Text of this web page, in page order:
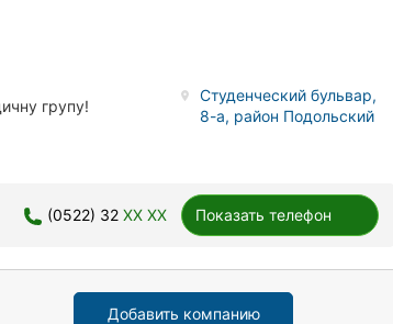
групу!
Студенческий бульвар,
8-а, район Подольский
(0522) 32 XX XX Показать телефон
Добавить компанию